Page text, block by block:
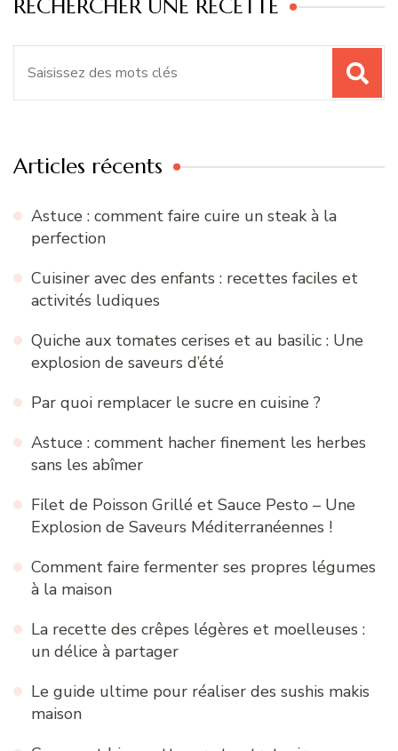
RECHERCHER UNE RECETTE
Articles récents
Astuce : comment faire cuire un steak à la
perfection
Cuisiner avec des enfants : recettes faciles et
activités ludiques
Quiche aux tomates cerises et au basilic : Une
explosion de saveurs d’été
Par quoi remplacer le sucre en cuisine ?
Astuce : comment hacher finement les herbes
sans les abîmer
Filet de Poisson Grillé et Sauce Pesto – Une
Explosion de Saveurs Méditerranéennes !
Comment faire fermenter ses propres légumes
à la maison
La recette des crêpes légères et moelleuses :
un délice à partager
Le guide ultime pour réaliser des sushis makis
maison